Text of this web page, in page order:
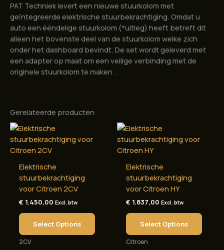
PAT Techniek levert een nieuwe stuurkolom met
geïntegreerde elektrische stuurbekrachtiging. Omdat u
auto een ééndelige stuurkolom (*uitleg) heeft betreft dit
alleen het bovenste deel van de stuurkolom welke zich
onder het dashboard bevindt. De set wordt geleverd met
een adapter op maat om een veilige verbinding met de
originele stuurkolom te maken .
Gerelateerde producten
Elektrische
stuurbekrachtiging
voor Citroen 2CV
€ 1.450,00 Excl. btw
Select Options
2CV
Elektrische
stuurbekrachtiging
voor Citroen HY
€ 1.837,00 Excl. btw
Select Options
Citroen